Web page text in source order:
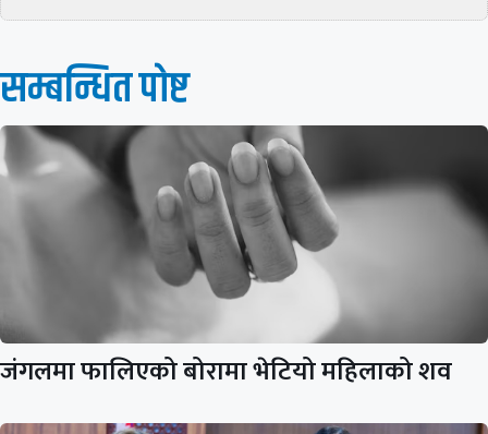
सम्बन्धित पाेष्ट
जंगलमा फालिएको बोरामा भेटियो महिलाको शव